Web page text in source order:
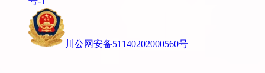
川公网安备51140202000560号